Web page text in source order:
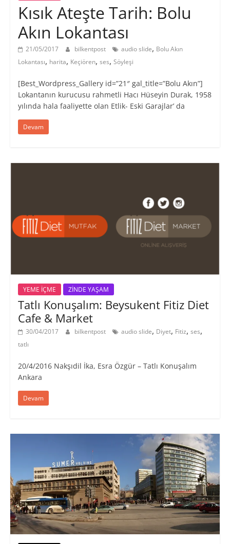
Kısık Ateşte Tarih: Bolu
Akın Lokantası
21/05/2017 bilkentpost audio slide, Bolu Akın
Lokantası, harita, Keçiören, ses, Söyleşi
[Best_Wordpress_Gallery id=”21″ gal_title=”Bolu Akın”]
Lokantanın kurucusu rahmetli Hacı Hüseyin Durak, 1958
yılında hala faaliyette olan Etlik- Eski Garajlar’ da
Devam
YEME İÇME ZİNDE YAŞAM
Tatlı Konuşalım: Beysukent Fitiz Diet
Cafe & Market
30/04/2017 bilkentpost audio slide, Diyet, Fitiz, ses,
tatlı
20/4/2016 Nakşıdil İka, Esra Özgür – Tatlı Konuşalım
Ankara
Devam